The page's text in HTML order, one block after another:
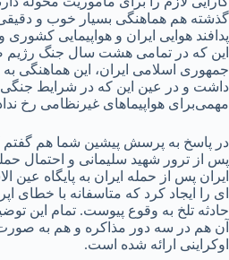
گذشته هم هماهنگی بسیار خوب و
پدافند هوایی ایران و هواپیمایی
این که در تمامی هشت سال جنگ رژیم
جمهوری اسلامی ایران، این هماهنگی
داشت و در عین این که در شرایط جنگی
مهمی‌برای هواپیماهای غیرنظامی رخ
در پاسخ به پرسش پیشین شما هم گفتم
پس از ترور شهید سلیمانی و احتمال
ایران پس از حمله ایران به پایگاه عین
ای را ایجاد کرد که متاسفانه با خطای
حادثه تلخ به وقوع پیوست. تمام این
آن هم در سه دور مذاکره و هم به
اوکراینی ارائه شده است.